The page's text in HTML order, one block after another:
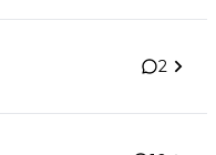
2